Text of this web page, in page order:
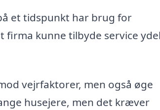
et tidspunkt har brug for
firma kunne tilbyde service
vejrfaktorer, men også øge
husejere, men det kræver